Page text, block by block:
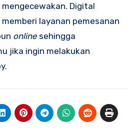
Digital
layanan pemesanan
online sehingga
jika ingin melakukan